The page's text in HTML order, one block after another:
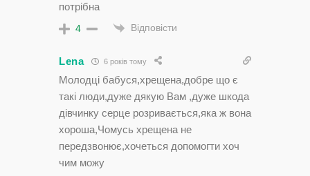
потрібна
4 Відповісти
Lena 6 років тому
Молодці бабуся,хрещена,добре що є
такі люди,дуже дякую Вам ,дуже шкода
дівчинку серце розривається,яка ж вона
хороша,Чомусь хрещена не
передзвонює,хочеться допомогти хоч
чим можу